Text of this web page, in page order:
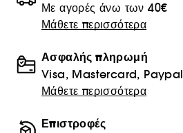
Με αγορές άνω των 40€
Μάθετε περισσότερα
Ασφαλής πληρωμή
Visa, Mastercard, Paypal
Μάθετε περισσότερα
Επιστροφές